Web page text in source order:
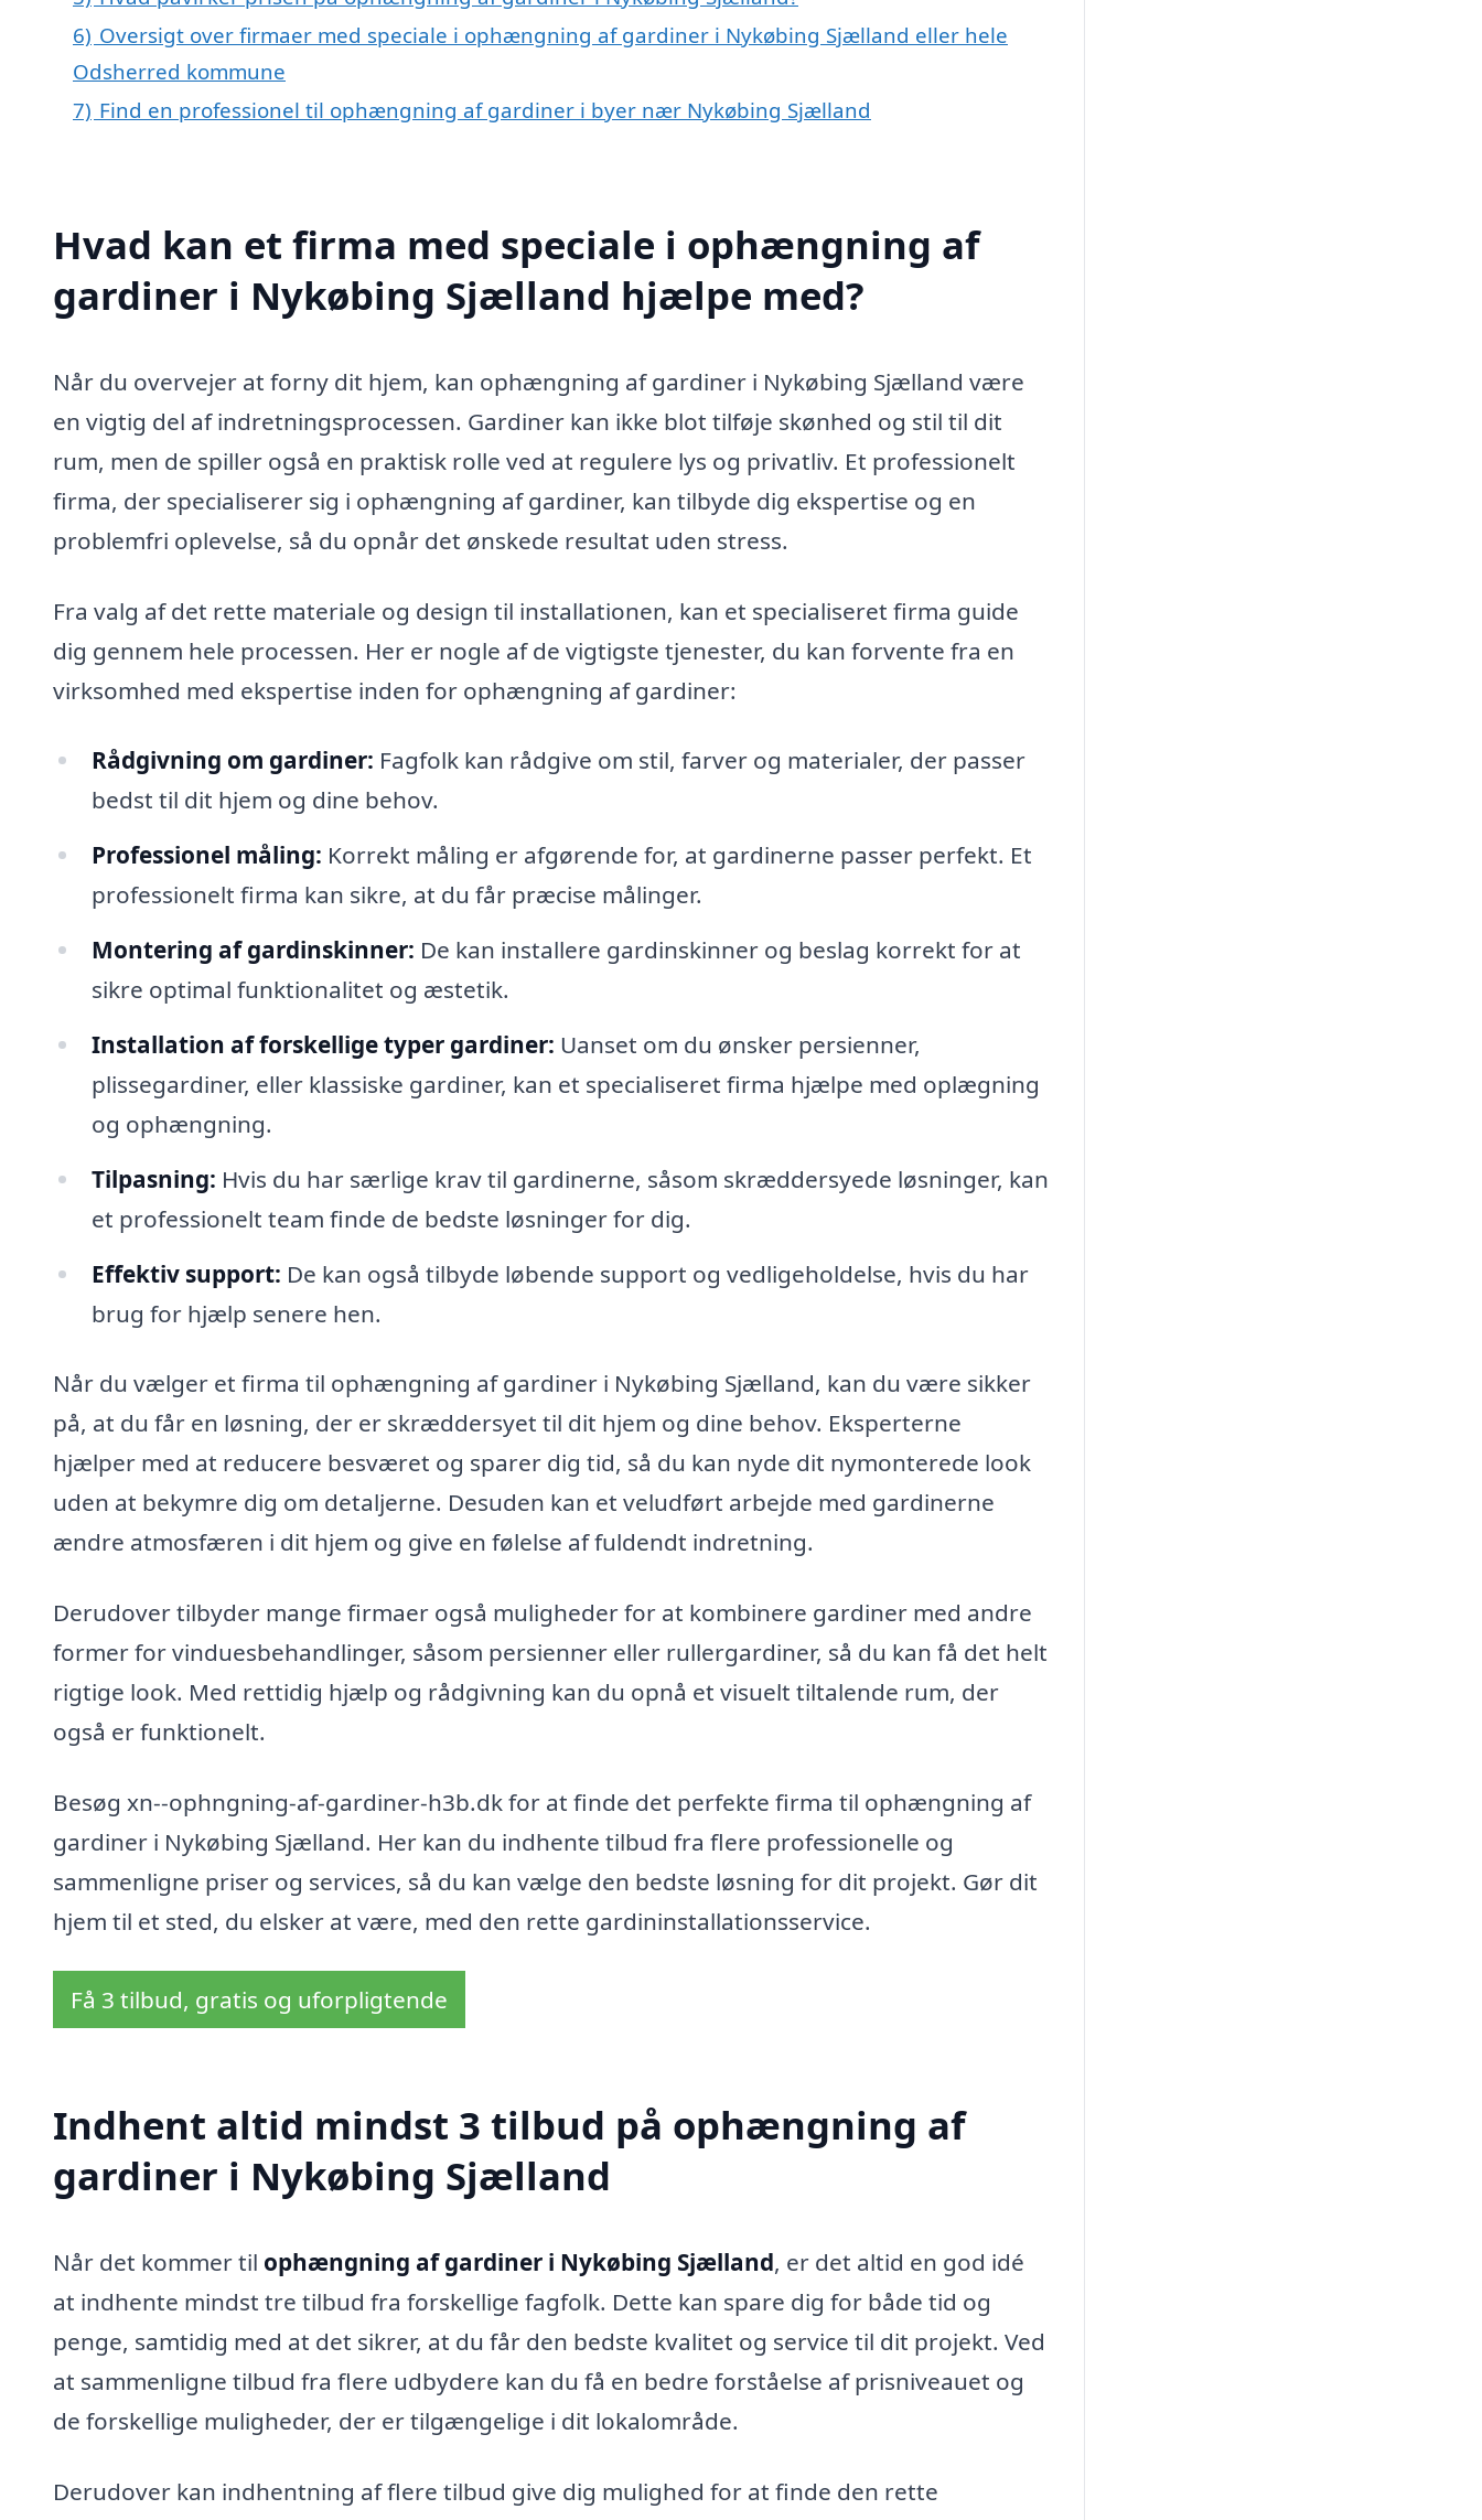
6) Oversigt over firmaer med speciale i ophængning af gardiner i Nykøbing Sjælland eller hele
Odsherred kommune
7) Find en professionel til ophængning af gardiner i byer nær Nykøbing Sjælland
Hvad kan et firma med speciale i ophængning af
gardiner i Nykøbing Sjælland hjælpe med?
Når du overvejer at forny dit hjem, kan ophængning af gardiner i Nykøbing Sjælland være
en vigtig del af indretningsprocessen. Gardiner kan ikke blot tilføje skønhed og stil til dit
rum, men de spiller også en praktisk rolle ved at regulere lys og privatliv. Et professionelt
firma, der specialiserer sig i ophængning af gardiner, kan tilbyde dig ekspertise og en
problemfri oplevelse, så du opnår det ønskede resultat uden stress.
Fra valg af det rette materiale og design til installationen, kan et specialiseret firma guide
dig gennem hele processen. Her er nogle af de vigtigste tjenester, du kan forvente fra en
virksomhed med ekspertise inden for ophængning af gardiner:
Rådgivning om gardiner: Fagfolk kan rådgive om stil, farver og materialer, der passer
bedst til dit hjem og dine behov.
Professionel måling: Korrekt måling er afgørende for, at gardinerne passer perfekt. Et
professionelt firma kan sikre, at du får præcise målinger.
Montering af gardinskinner: De kan installere gardinskinner og beslag korrekt for at
sikre optimal funktionalitet og æstetik.
Installation af forskellige typer gardiner: Uanset om du ønsker persienner,
plissegardiner, eller klassiske gardiner, kan et specialiseret firma hjælpe med oplægning
og ophængning.
Tilpasning: Hvis du har særlige krav til gardinerne, såsom skræddersyede løsninger, kan
et professionelt team finde de bedste løsninger for dig.
Effektiv support: De kan også tilbyde løbende support og vedligeholdelse, hvis du har
brug for hjælp senere hen.
Når du vælger et firma til ophængning af gardiner i Nykøbing Sjælland, kan du være sikker
på, at du får en løsning, der er skræddersyet til dit hjem og dine behov. Eksperterne
hjælper med at reducere besværet og sparer dig tid, så du kan nyde dit nymonterede look
uden at bekymre dig om detaljerne. Desuden kan et veludført arbejde med gardinerne
ændre atmosfæren i dit hjem og give en følelse af fuldendt indretning.
Derudover tilbyder mange firmaer også muligheder for at kombinere gardiner med andre
former for vinduesbehandlinger, såsom persienner eller rullergardiner, så du kan få det helt
rigtige look. Med rettidig hjælp og rådgivning kan du opnå et visuelt tiltalende rum, der
også er funktionelt.
Besøg xn--ophngning-af-gardiner-h3b.dk for at finde det perfekte firma til ophængning af
gardiner i Nykøbing Sjælland. Her kan du indhente tilbud fra flere professionelle og
sammenligne priser og services, så du kan vælge den bedste løsning for dit projekt. Gør dit
hjem til et sted, du elsker at være, med den rette gardininstallationsservice.
Få 3 tilbud, gratis og uforpligtende
Indhent altid mindst 3 tilbud på ophængning af
gardiner i Nykøbing Sjælland
Når det kommer til ophængning af gardiner i Nykøbing Sjælland, er det altid en god idé
at indhente mindst tre tilbud fra forskellige fagfolk. Dette kan spare dig for både tid og
penge, samtidig med at det sikrer, at du får den bedste kvalitet og service til dit projekt. Ved
at sammenligne tilbud fra flere udbydere kan du få en bedre forståelse af prisniveauet og
de forskellige muligheder, der er tilgængelige i dit lokalområde.
Derudover kan indhentning af flere tilbud give dig mulighed for at finde den rette